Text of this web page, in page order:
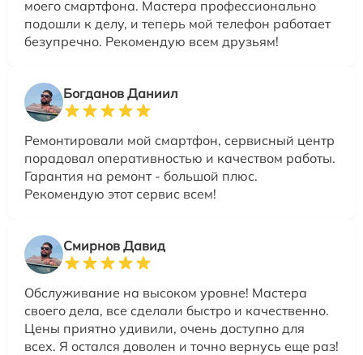
моего смартфона. Мастера профессионально
подошли к делу, и теперь мой телефон работает
безупречно. Рекомендую всем друзьям!
Богданов Даниил
Ремонтировали мой смартфон, сервисный центр
порадовал оперативностью и качеством работы.
Гарантия на ремонт - большой плюс.
Рекомендую этот сервис всем!
Смирнов Давид
Обслуживание на высоком уровне! Мастера
своего дела, все сделали быстро и качественно.
Цены приятно удивили, очень доступно для
всех. Я остался доволен и точно вернусь еще раз!